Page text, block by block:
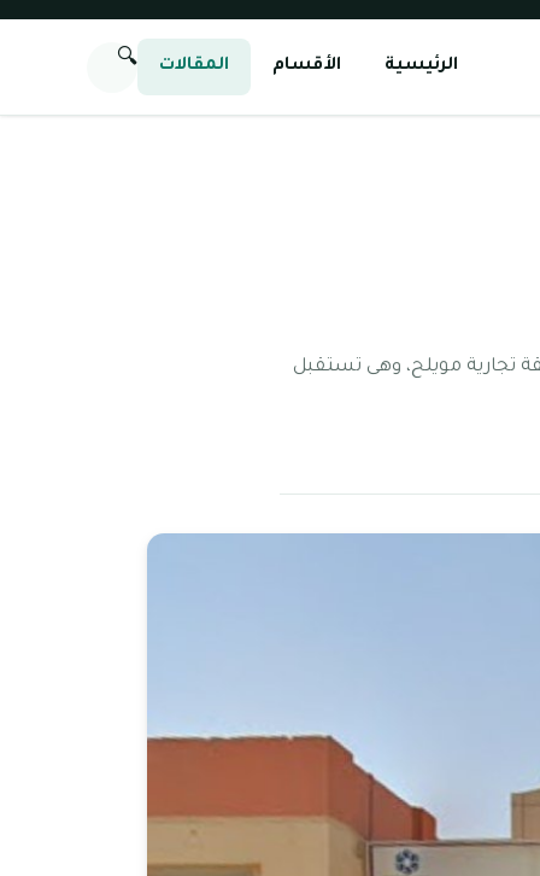
الرئيسية الأقسام المقالات 🔍
من مدارس إمارة الشارقة التي قد تأسست في عام 2012 في منطقة تجارية مويلح، وهى تستقبل